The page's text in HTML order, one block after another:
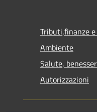
Tributi,finanze
Ambiente
Salute,
Autorizzazioni